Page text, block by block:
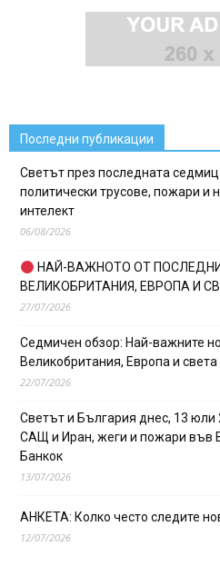
Последни публикации
Светът през последната
политически трусове, пожари и
интелект
06/08/2026
НАЙ-ВАЖНОТО ОТ
ВЕЛИКОБРИТАНИЯ, ЕВРОПА И
27/07/2026
Седмичен обзор: Най-важните
Великобритания, Европа и
22/07/2026
Светът и България днес, 13 юли
САЩ и Иран, жеги и пожари във
Банкок
13/07/2026
АНКЕТА: Колко често следите
12/07/2026